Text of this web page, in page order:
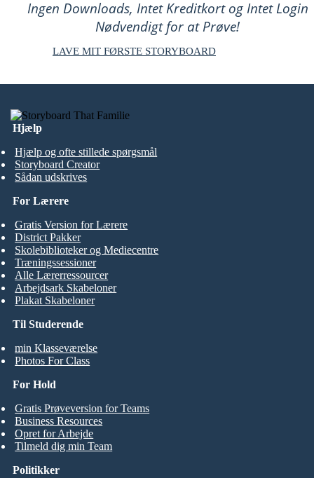
Ingen Downloads, Intet Kreditkort og Intet Login
Nødvendigt for at Prøve!
LAVE MIT FØRSTE STORYBOARD
Hjælp
Hjælp og ofte stillede spørgsmål
Storyboard Creator
Sådan udskrives
Til Studerende
min Klasseværelse
Photos For Class
For Lærere
Gratis Version for Lærere
District Pakker
Skolebiblioteker og Mediecentre
Træningssessioner
Alle Lærerressourcer
Arbejdsark Skabeloner
Plakat Skabeloner
For Hold
Gratis Prøveversion for Teams
Business Resources
Opret for Arbejde
Tilmeld dig min Team
Politikker